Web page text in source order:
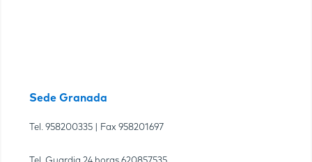
Sede Granada
Tel. 958200335 | Fax 958201697